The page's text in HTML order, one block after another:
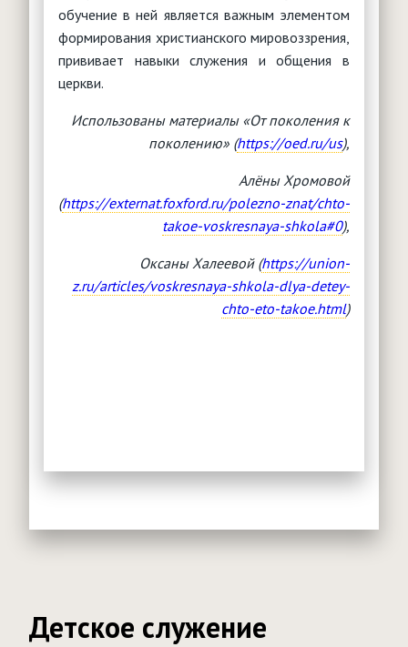
обучение в ней является важным элементом
формирования христианского мировоззрения,
прививает навыки служения и общения в
церкви.
Использованы материалы «От поколения к
поколению» (https://oed.ru/us),
Алёны Хромовой
(https://externat.foxford.ru/polezno-znat/chto-
takoe-voskresnaya-shkola#0),
Оксаны Халеевой (https://union-
z.ru/articles/voskresnaya-shkola-dlya-detey-
chto-eto-takoe.html)
Детское служение